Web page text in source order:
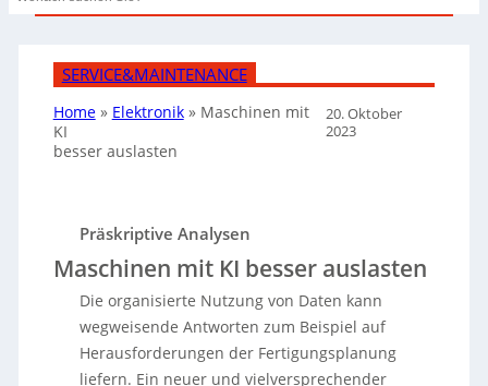
SERVICE&MAINTENANCE
Home» Elektronik» Maschinen mit
KI
besser auslasten
20. Oktober
2023
Präskriptive Analysen
Maschinen mit KI besser auslasten
Die organisierte Nutzung von Daten kann
wegweisende Antworten zum Beispiel auf
Herausforderungen der Fertigungsplanung
liefern. Ein neuer und vielversprechender